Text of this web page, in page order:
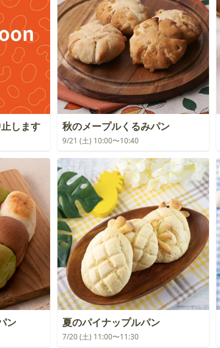
します 秋のメープルくるみパン
9/21 (土) 10:00〜10:40
ン 夏のパイナップルパン
7/20 (土) 11:00〜11:30